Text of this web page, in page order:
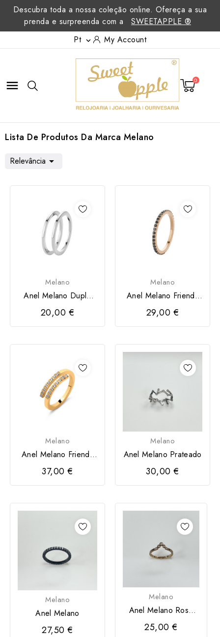
Descubra toda a nossa coleção online. Ofereça a sua
prenda e surpreenda com a
SWEETAPPLE ®
Pt  My Account
 0
Lista De Produtos Da Marca Melano
Relevância 
Melano
Anel Melano Duplo
Sadé Prateado
20,00 €
Melano
Anel Melano Friends
Sadé CZ
29,00 €
Melano
Anel Melano Friends
Lexy
37,00 €
Melano
Anel Melano Prateado
30,00 €
Melano
Anel Melano
27,50 €
Melano
Anel Melano Rose
Gold
25,00 €